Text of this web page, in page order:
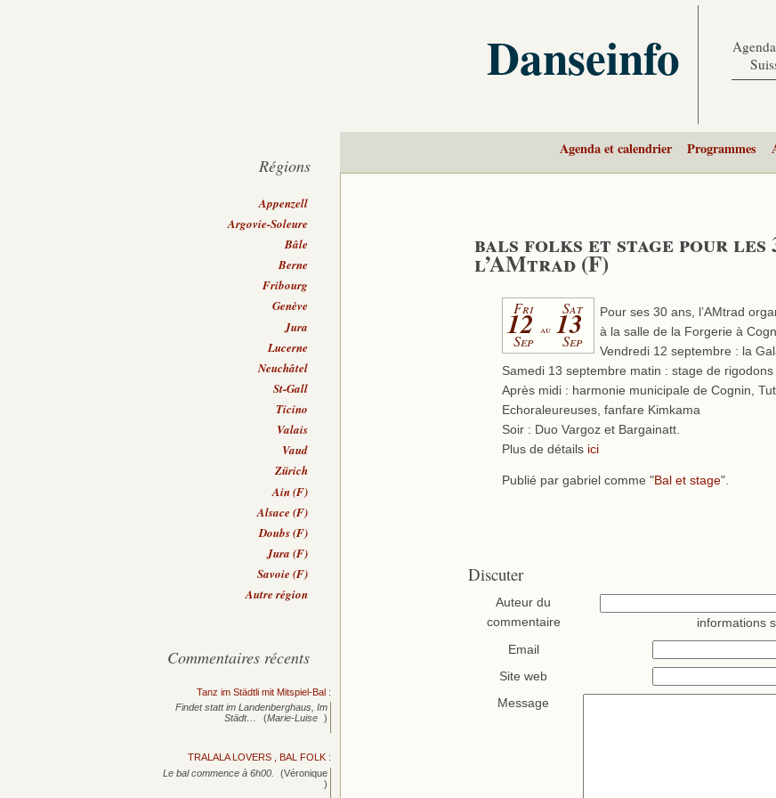
Danseinfo
Agenda et calendrier Programmes
bals folks et stage pour les
l’AMtrad (F)
Fri
12
Sep
au
Sat
13
Sep
Pour ses 30 ans, l’AMtrad
à la salle de la Forgerie à
Vendredi 12 septembre : la
Samedi 13 septembre matin : stage de
Après midi : harmonie municipale de Cognin,
Echoraleureuses, fanfare Kimkama
Soir : Duo Vargoz et Bargainatt.
Plus de détails ici
Publié par gabriel comme "Bal et stage".
Discuter
Auteur du
commentaire
informations
Email
Site web
Message
Régions
Appenzell
Argovie-Soleure
Bâle
Berne
Fribourg
Genève
Jura
Lucerne
Neuchâtel
St-Gall
Ticino
Valais
Vaud
Zürich
Ain (F)
Alsace (F)
Doubs (F)
Jura (F)
Savoie (F)
Autre région
Commentaires récents
Tanz im Städtli mit Mitspiel-Bal :
Findet statt im Landenberghaus, Im
Städt…
(Marie-Luise )
TRALALA LOVERS , BAL FOLK :
Le bal commence à 6h00.
(Véronique
)